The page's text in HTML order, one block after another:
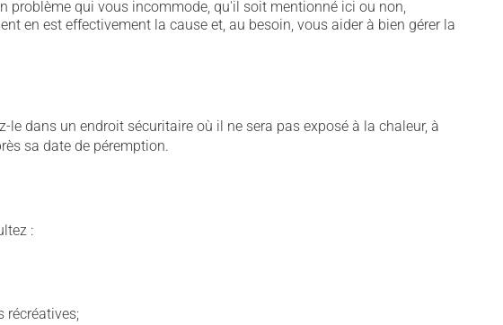
problème qui vous incommode, qu'il soit mentionné ici ou non,
en est effectivement la cause et, au besoin, vous aider à bien gérer la
dans un endroit sécuritaire où il ne sera pas exposé à la chaleur, à
sa date de péremption.
:
récréatives;